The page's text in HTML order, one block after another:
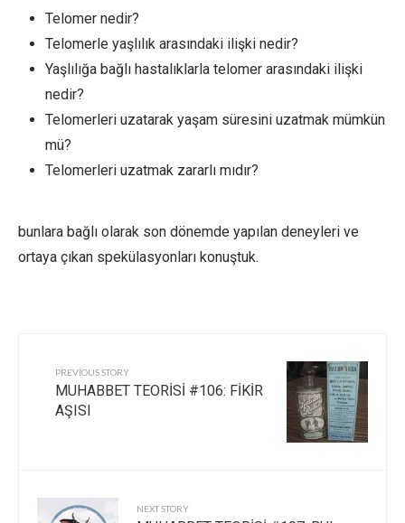
Telomer nedir?
Telomerle yaşlılık arasındaki ilişki nedir?
Yaşlılığa bağlı hastalıklarla telomer arasındaki ilişki
nedir?
Telomerleri uzatarak yaşam süresini uzatmak mümkün
mü?
Telomerleri uzatmak zararlı mıdır?
bunlara bağlı olarak son dönemde yapılan deneyleri ve
ortaya çıkan spekülasyonları konuştuk.
PREVIOUS STORY
MUHABBET TEORİSİ #106: FİKİR
AŞISI
NEXT STORY